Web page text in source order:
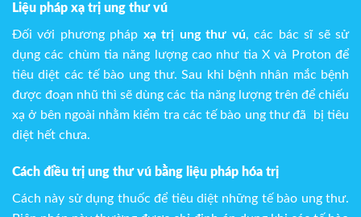
Liệu pháp xạ trị ung thư vú
Đối với phương pháp xạ trị ung thư vú, các bác sĩ sẽ sử
dụng các chùm tia năng lượng cao như tia X và Proton để
tiêu diệt các tế bào ung thư. Sau khi bệnh nhân mắc bệnh
được đoạn nhũ thì sẽ dùng các tia năng lượng trên để chiếu
xạ ở bên ngoài nhằm kiểm tra các tế bào ung thư đã bị tiêu
diệt hết chưa.
Cách điều trị ung thư vú bằng liệu pháp hóa trị
Cách này sử dụng thuốc để tiêu diệt những tế bào ung thư.